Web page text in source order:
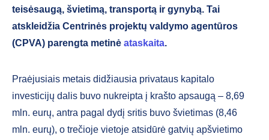
teisėsaugą, švietimą, transportą ir gynybą. Tai
atskleidžia Centrinės projektų valdymo agentūros
(CPVA) parengta metinė ataskaita.
Praėjusiais metais didžiausia privataus kapitalo
investicijų dalis buvo nukreipta į krašto apsaugą – 8,69
mln. eurų, antra pagal dydį sritis buvo švietimas (8,46
mln. eurų), o trečioje vietoje atsidūrė gatvių apšvietimo